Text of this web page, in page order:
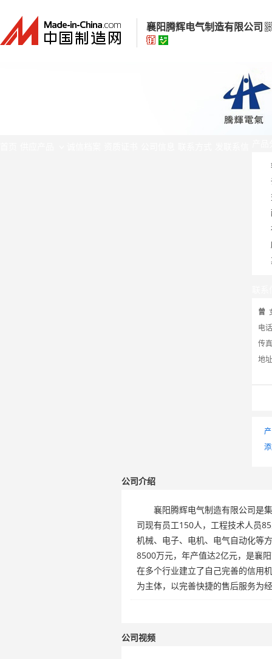
襄阳腾辉电气制造有限公司
高级版
生产制造
曾
电
传
地
公司介绍
襄阳腾辉电气制造有限公司是
司现有员工150人，工程技术人员
机械、电子、电机、电气自动化等
8500万元，年产值达2亿元，是襄
在多个行业建立了自己完善的信
为主体，以完善快捷的售后服务为
公司视频